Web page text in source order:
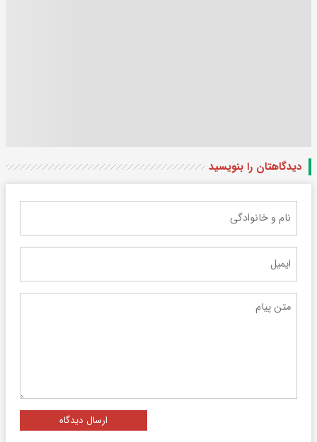
دیدگاهتان را بنویسید
ارسال دیدگاه